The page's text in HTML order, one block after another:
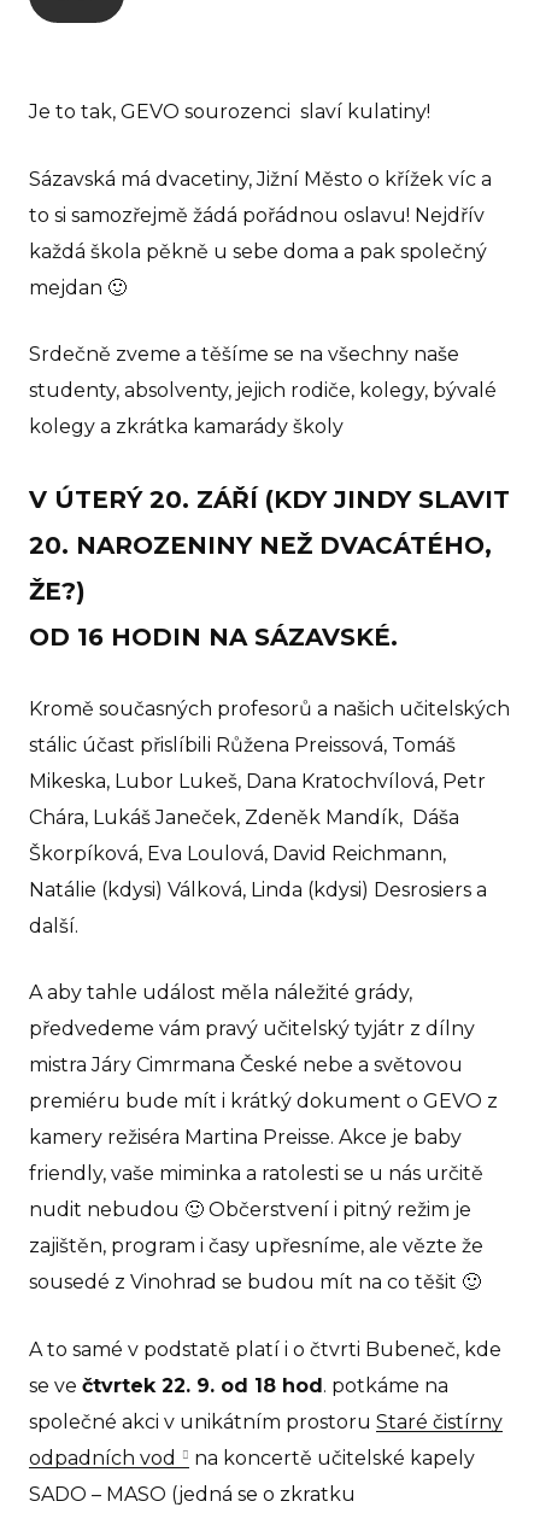
Je to tak, GEVO sourozenci slaví kulatiny!
Sázavská má dvacetiny, Jižní Město o křížek víc a
to si samozřejmě žádá pořádnou oslavu! Nejdřív
každá škola pěkně u sebe doma a pak společný
mejdan 🙂
Srdečně zveme a těšíme se na všechny naše
studenty, absolventy, jejich rodiče, kolegy, bývalé
kolegy a zkrátka kamarády školy
V ÚTERÝ 20. ZÁŘÍ (KDY JINDY SLAVIT
20. NAROZENINY NEŽ DVACÁTÉHO,
ŽE?)
OD 16 HODIN NA SÁZAVSKÉ.
Kromě současných profesorů a našich učitelských
stálic účast přislíbili Růžena Preissová, Tomáš
Mikeska, Lubor Lukeš, Dana Kratochvílová, Petr
Chára, Lukáš Janeček, Zdeněk Mandík, Dáša
Škorpíková, Eva Loulová, David Reichmann,
Natálie (kdysi) Válková, Linda (kdysi) Desrosiers a
další.
A aby tahle událost měla náležité grády,
předvedeme vám pravý učitelský tyjátr z dílny
mistra Járy Cimrmana České nebe a světovou
premiéru bude mít i krátký dokument o GEVO z
kamery režiséra Martina Preisse. Akce je baby
friendly, vaše miminka a ratolesti se u nás určitě
nudit nebudou 🙂 Občerstvení i pitný režim je
zajištěn, program i časy upřesníme, ale vězte že
sousedé z Vinohrad se budou mít na co těšit 🙂
A to samé v podstatě platí i o čtvrti Bubeneč, kde
se ve čtvrtek 22. 9. od 18 hod. potkáme na
společné akci v unikátním prostoru Staré čistírny
odpadních vod
na koncertě učitelské kapely
SADO – MASO (jedná se o zkratku